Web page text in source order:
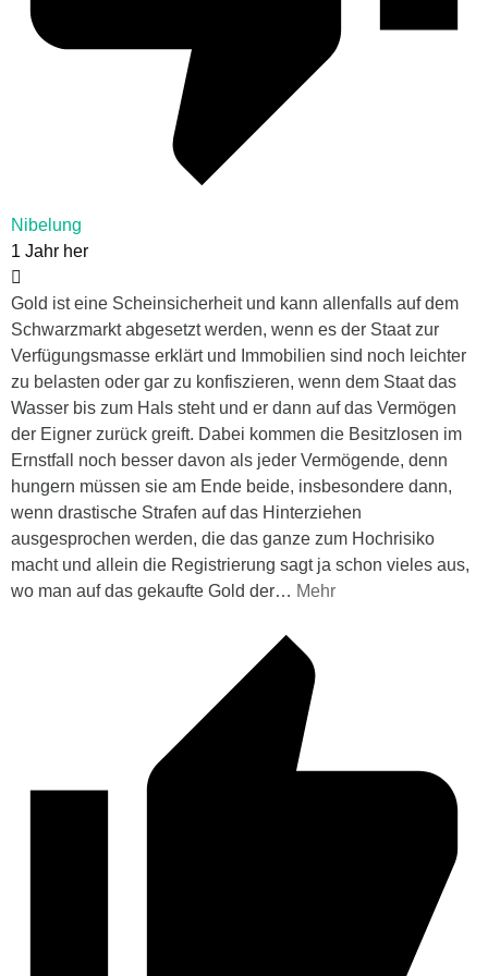
Nibelung
1 Jahr her
Gold ist eine Scheinsicherheit und kann allenfalls auf dem
Schwarzmarkt abgesetzt werden, wenn es der Staat zur
Verfügungsmasse erklärt und Immobilien sind noch leichter
zu belasten oder gar zu konfiszieren, wenn dem Staat das
Wasser bis zum Hals steht und er dann auf das Vermögen
der Eigner zurück greift. Dabei kommen die Besitzlosen im
Ernstfall noch besser davon als jeder Vermögende, denn
hungern müssen sie am Ende beide, insbesondere dann,
wenn drastische Strafen auf das Hinterziehen
ausgesprochen werden, die das ganze zum Hochrisiko
macht und allein die Registrierung sagt ja schon vieles aus,
wo man auf das gekaufte Gold der… Mehr